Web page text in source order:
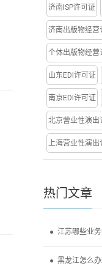
济南ISP许可证
济南出版物经营
个体出版物经营
山东EDI许可证
南京EDI许可证
北京营业性演出
上海营业性演出
热门文章
● 江苏哪些业